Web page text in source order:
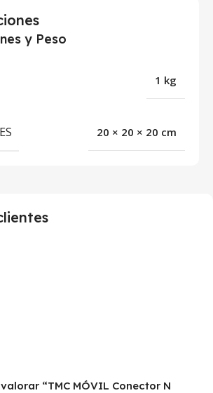
y Peso
1 kg
20 × 20 × 20 cm
“TMC MÓVIL Conector N